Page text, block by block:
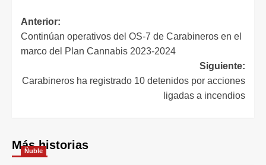
Anterior:
Continúan operativos del OS-7 de Carabineros en el
marco del Plan Cannabis 2023-2024
Siguiente:
Carabineros ha registrado 10 detenidos por acciones
ligadas a incendios
Más historias
Ñuble